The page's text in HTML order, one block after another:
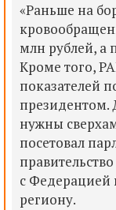
«Раньше на
млн рублей,
Кроме того,
показателей
президентом.
нужны
посетовал
с Федерацией
региону.